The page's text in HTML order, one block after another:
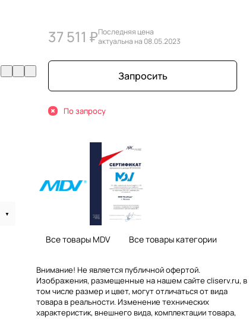
37 511 ₽Последняя цена
актуальна на 08.05.2023
Запросить
По запросу
Все товары MDV Все товары категории
Внимание! Не является публичной офертой.
Изображения, размещенные на нашем сайте cliserv.ru, в
том числе размер и цвет, могут отличаться от вида
товара в реальности. Изменение технических
характеристик, внешнего вида, комплектации товара,